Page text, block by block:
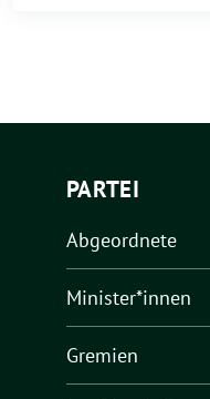
PARTEI
Abgeordnete
Minister*innen
Gremien